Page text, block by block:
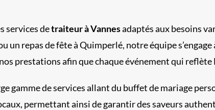
services detraiteur à Vannesadaptés aux besoins
un repas de fête à Quimperlé, notre équipe
prestations afin que chaque événement qui
gamme de services allant du buffet de mariage
permettant ainsi de garantir des saveurs